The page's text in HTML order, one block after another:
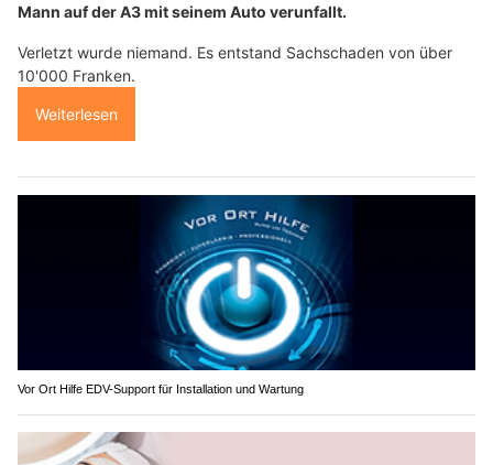
Mann auf der A3 mit seinem Auto verunfallt.
Verletzt wurde niemand. Es entstand Sachschaden von über
10'000 Franken.
Weiterlesen
Vor Ort Hilfe EDV-Support für Installation und Wartung